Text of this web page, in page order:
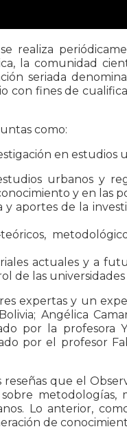
realiza
la comunidad
seriada
con fines de
como:
en estudios
urbanos y
y en las
y aportes de la
actuales y a
de las
expertas y un
Angélica
por la profesora
por el profesor
que el
metodologías,
Lo anterior,
de